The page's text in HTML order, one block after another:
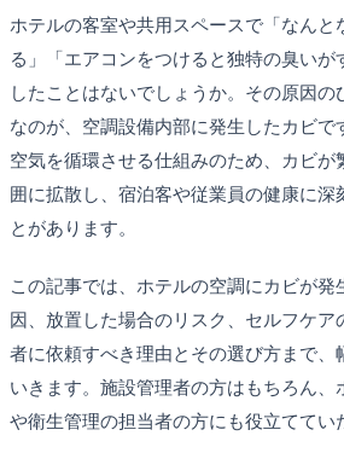
ホテルの客室や共用スペースで「なんと
る」「エアコンをつけると独特の臭いが
したことはないでしょうか。その原因の
なのが、空調設備内部に発生したカビで
空気を循環させる仕組みのため、カビが
囲に拡散し、宿泊客や従業員の健康に深
とがあります。
この記事では、ホテルの空調にカビが発
因、放置した場合のリスク、セルフケア
者に依頼すべき理由とその選び方まで、
いきます。施設管理者の方はもちろん、
や衛生管理の担当者の方にも役立ててい